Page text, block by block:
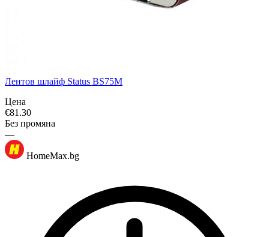
Лентов шлайф Status BS75M
Цена
€81.30
Без промяна
—
HomeMax.bg